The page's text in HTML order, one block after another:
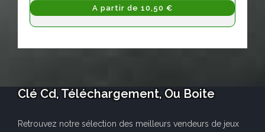
A partir de 10,50 €
Clé Cd, Téléchargement, Ou Boite
Retrouvez notre sélection des meilleurs vendeurs de jeux